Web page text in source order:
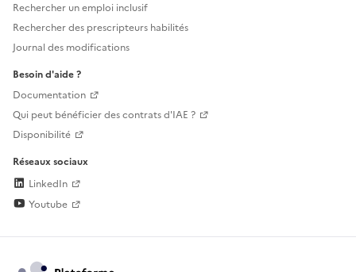
Rechercher un emploi inclusif
Rechercher des prescripteurs habilités
Journal des modifications
Besoin d'aide ?
Documentation
Qui peut bénéficier des contrats d'IAE ?
Disponibilité
Réseaux sociaux
LinkedIn
Youtube